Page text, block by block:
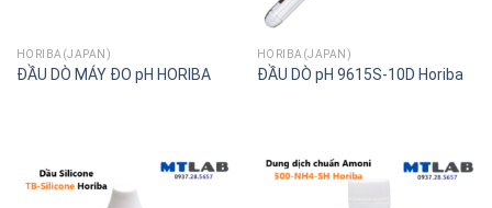
HORIBA(JAPAN)
ĐẦU DÒ MÁY ĐO pH HORIBA
HORIBA(JAPAN)
ĐẦU DÒ pH 9615S-10D Horiba